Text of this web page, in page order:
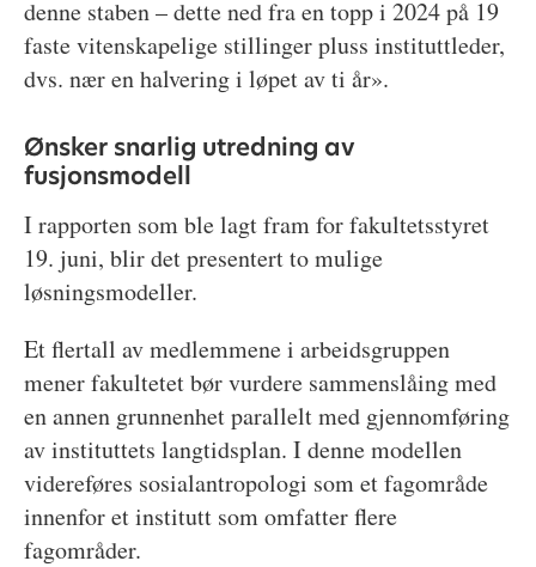
denne staben – dette ned fra en topp i 2024 på 19
faste vitenskapelige stillinger pluss instituttleder,
dvs. nær en halvering i løpet av ti år».
Ønsker snarlig utredning av
fusjonsmodell
I rapporten som ble lagt fram for fakultetsstyret
19. juni, blir det presentert to mulige
løsningsmodeller.
Et flertall av medlemmene i arbeidsgruppen
mener fakultetet bør vurdere sammenslåing med
en annen grunnenhet parallelt med gjennomføring
av instituttets langtidsplan. I denne modellen
videreføres sosialantropologi som et fagområde
innenfor et institutt som omfatter flere
fagområder.